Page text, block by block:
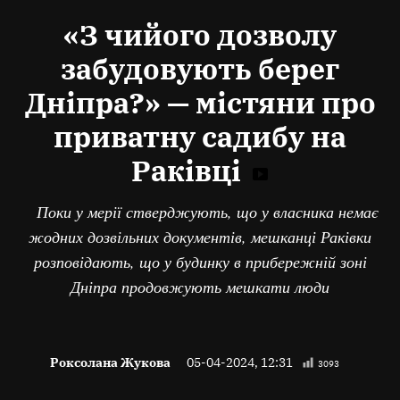
«З чийого дозволу
забудовують берег
Дніпра?» — містяни про
приватну садибу на
Раківці
Поки у мерії стверджують, що у власника немає
жодних дозвільних документів, мешканці Раківки
розповідають, що у будинку в прибережній зоні
Дніпра продовжують мешкати люди
Роксолана Жукова 05-04-2024, 12:31 3093